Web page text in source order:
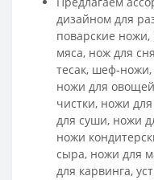
дизайном для
поварские
мяса, нож для
тесак, шеф-
ножи для
чистки, ножи
для суши, ножи
ножи
сыра, ножи для
для карвинга,